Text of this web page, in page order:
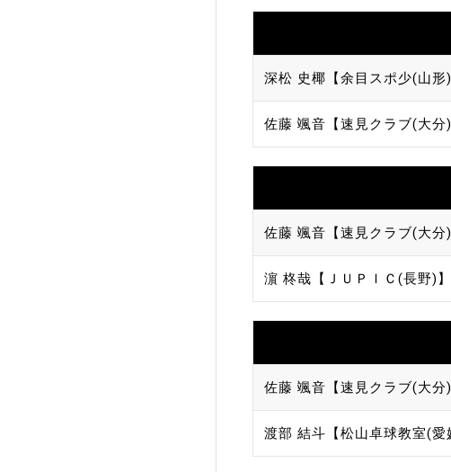
加盟団体登録人数
関連組織一覧
販売品一覧
深松 史椰【余目スポ少(山形)
佐藤 颯音【速見クラブ(大分)
佐藤 颯音【速見クラブ(大分)
濵 柊哉【ＪＵＰＩＣ(長野)】
佐藤 颯音【速見クラブ(大分)
渡部 結斗【松山卓球教室(愛